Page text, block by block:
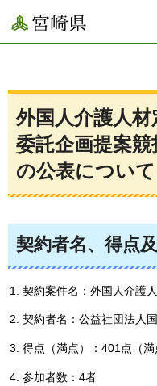
宮崎県
外国人介護人
委託企画提案
の公表について
契約者名、得点
契約案件名：外国人介護
契約者名：公益社団法人
得点（満点）：401点（満
参加者数：4者